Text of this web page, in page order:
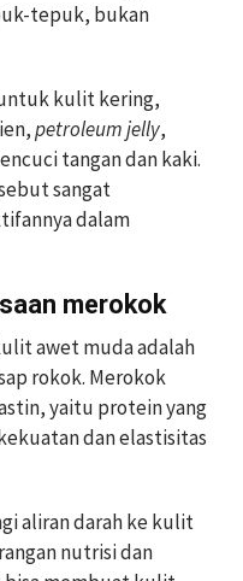
tepuk, bukan
kulit kering,
petroleum jelly,
tangan dan kaki.
sangat
dalam
merokok
awet muda adalah
rokok. Merokok
yaitu protein yang
dan elastisitas
aliran darah ke kulit
nutrisi dan